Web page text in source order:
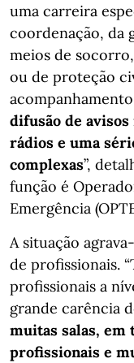
uma carreira
coordenação, da
meios de
ou de proteção
difusão de
rádios e uma
complexas”,
função é
Emergência
A situação
de profissionais.
profissionais a
grande carência
muitas salas, em
profissionais e